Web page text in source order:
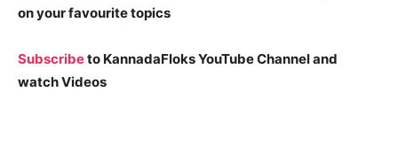
on your favourite topics
Subscribeto KannadaFloks YouTube Channel and
watch Videos